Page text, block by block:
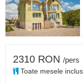
2310 RON /pers
Toate mesele